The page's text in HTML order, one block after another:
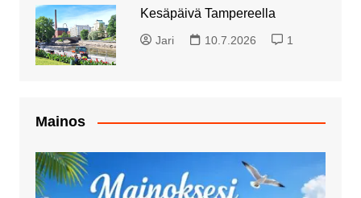
Kesäpäivä Tampereella
Jari 10.7.2026 1
Mainos